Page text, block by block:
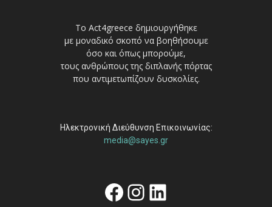
Το Act4greece δημιουργήθηκε
με μοναδικό σκοπό να βοηθήσουμε
όσο και όπως μπορούμε,
τους ανθρώπους της διπλανής πόρτας
που αντιμετωπίζουν δυσκολίες.
Ηλεκτρονική Διεύθυνση Επικοινωνίας:
media@sayes.gr
Facebook
Instagram
Linkedin